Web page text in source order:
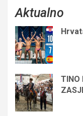
Aktualno
TINO